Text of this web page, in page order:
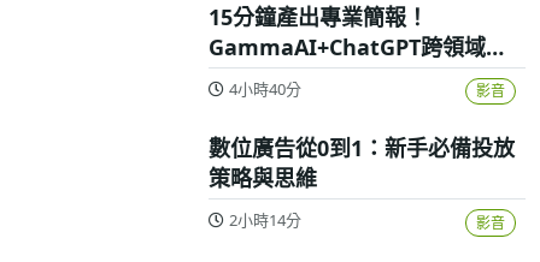
15分鐘產出專業簡報！
GammaAI+ChatGPT跨領域高
效實戰攻略
4小時40分 影音
數位廣告從0到1：新手必備投放
策略與思維
2小時14分 影音